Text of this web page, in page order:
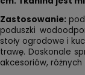
Zastosowanie:
poduszki
stoły ogrodowe i
trawę. Doskonale
akcesoriów,